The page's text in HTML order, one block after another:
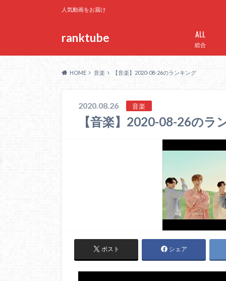
ranktube
人気動画をお届け
総合
ALL
HOME 音楽 【音楽】2020-08-26のランキング
2020.08.26 音楽
【音楽】2020-08-26のラ
ポスト シェア